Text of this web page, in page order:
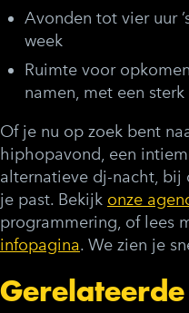
Avonden tot vier uur
week
Ruimte voor
namen, met een
Of je nu op zoek bent
hiphopavond, een
alternatieve dj-nacht,
je past. Bekijk onze
programmering, of lees
infopagina. We zien je